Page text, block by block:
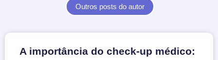
Outros posts do autor
A importância do check-up médico: